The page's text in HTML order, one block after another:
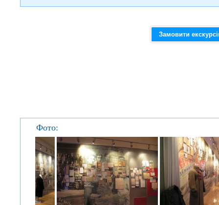
Замовити
Фото: